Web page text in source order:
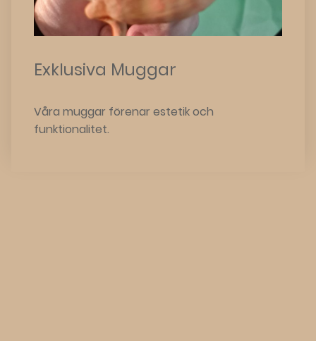
Exklusiva Muggar
Våra muggar förenar estetik och
funktionalitet.